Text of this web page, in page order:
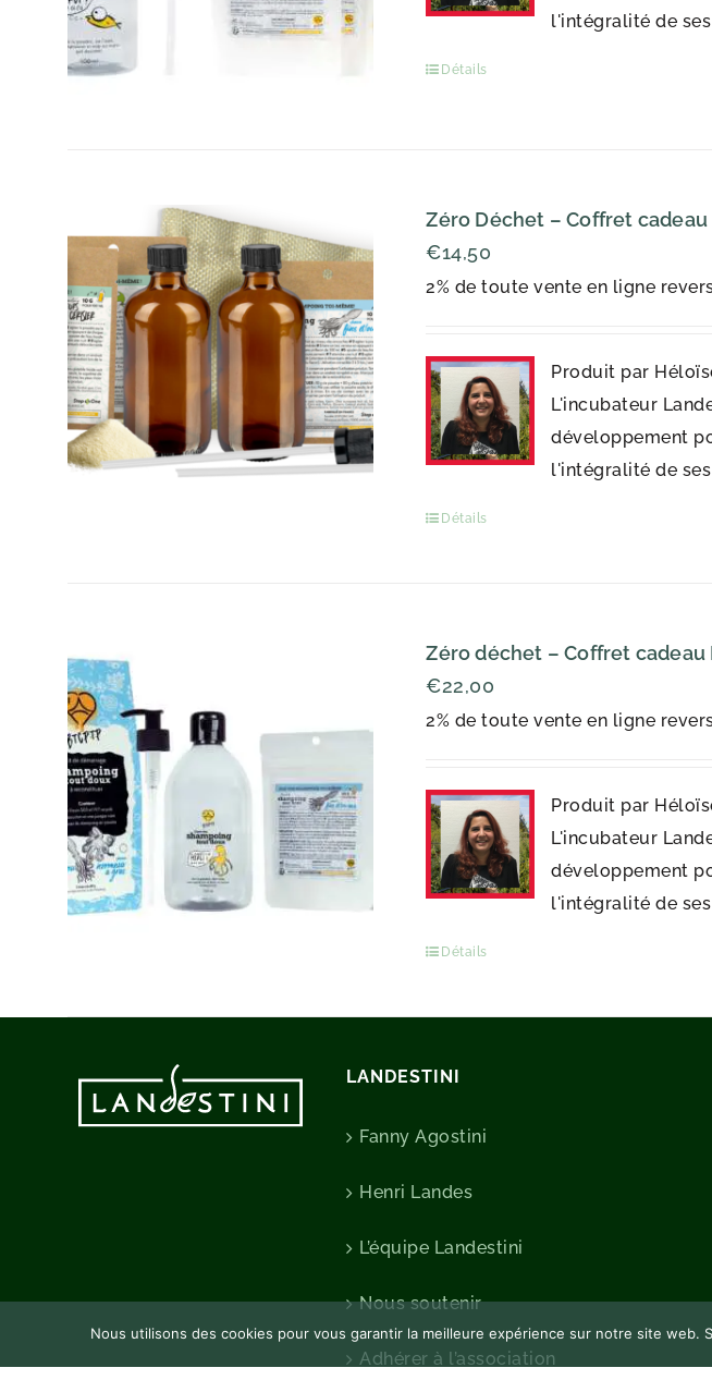
l'intégralité de
Détails
Zéro Déchet – Coffret
2% de toute vente en ligne
€14,50
Produit par
L'incubateur
développement
l'intégralité de
Détails
Zéro déchet – Coffret
2% de toute vente en ligne
€22,00
Produit par
L'incubateur
développement
l'intégralité de
Détails
LANDESTINI
Fanny Agostini
Henri Landes
L’équipe Landestini
Nous soutenir
Adhérer à l’association
Nous utilisons des cookies pour vous garantir la meilleure expérience sur notre site